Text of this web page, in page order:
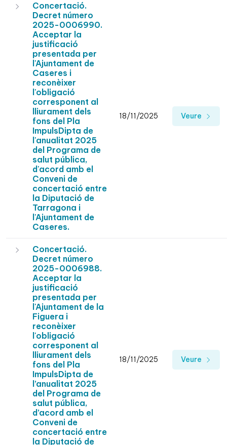
Concertació.
Decret número
2025-0006990.
Acceptar la
justificació
presentada per
l'Ajuntament de
Caseres i
reconèixer
l'obligació
corresponent al
lliurament dels
fons del Pla
ImpulsDipta de
l'anualitat 2025
del Programa de
salut pública,
d'acord amb el
Conveni de
concertació entre
la Diputació de
Tarragona i
l'Ajuntament de
Caseres.
18/11/2025 Veure
Concertació.
Decret número
2025-0006988.
Acceptar la
justificació
presentada per
l'Ajuntament de la
Figuera i
reconèixer
l'obligació
corresponent al
lliurament dels
fons del Pla
ImpulsDipta de
l’anualitat 2025
del Programa de
salut pública,
d’acord amb el
Conveni de
concertació entre
la Diputació de
18/11/2025 Veure